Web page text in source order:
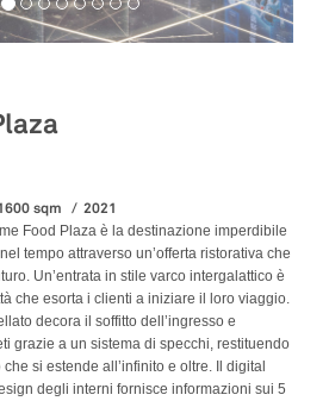
sqm 2021
Food Plaza è la destinazione imperdibile
tempo attraverso un’offerta ristorativa che
Un’entrata in stile varco intergalattico è
che esorta i clienti a iniziare il loro viaggio.
decora il soffitto dell’ingresso e
grazie a un sistema di specchi, restituendo
si estende all’infinito e oltre. Il digital
degli interni fornisce informazioni sui 5